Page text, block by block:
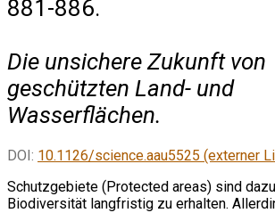
881-886.
Die unsichere Zukunft von
geschützten Land- und
Wasserflächen.
DOI: 10.1126/science.aau5525 (externer
Schutzgebiete (Protected areas) sind
Biodiversität langfristig zu erhalten.